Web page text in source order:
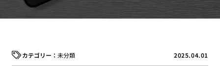
2025.04.01
未分類